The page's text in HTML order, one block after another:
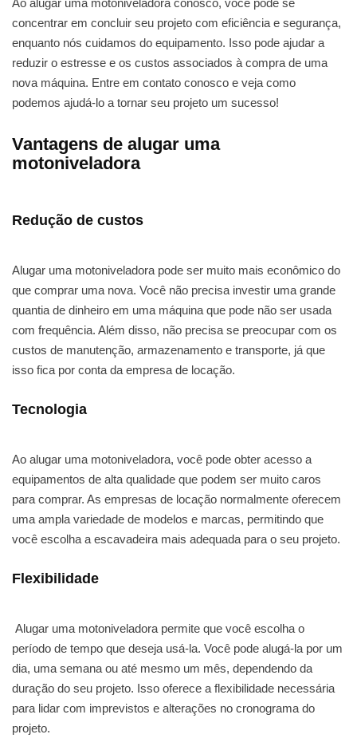
Ao alugar uma motoniveladora conosco, você pode se
concentrar em concluir seu projeto com eficiência e segurança,
enquanto nós cuidamos do equipamento. Isso pode ajudar a
reduzir o estresse e os custos associados à compra de uma
nova máquina. Entre em contato conosco e veja como
podemos ajudá-lo a tornar seu projeto um sucesso!
Vantagens de alugar uma
motoniveladora
Redução de custos
Alugar uma motoniveladora pode ser muito mais econômico do
que comprar uma nova. Você não precisa investir uma grande
quantia de dinheiro em uma máquina que pode não ser usada
com frequência. Além disso, não precisa se preocupar com os
custos de manutenção, armazenamento e transporte, já que
isso fica por conta da empresa de locação.
Tecnologia
Ao alugar uma motoniveladora, você pode obter acesso a
equipamentos de alta qualidade que podem ser muito caros
para comprar. As empresas de locação normalmente oferecem
uma ampla variedade de modelos e marcas, permitindo que
você escolha a escavadeira mais adequada para o seu projeto.
Flexibilidade
Alugar uma motoniveladora permite que você escolha o
período de tempo que deseja usá-la. Você pode alugá-la por um
dia, uma semana ou até mesmo um mês, dependendo da
duração do seu projeto. Isso oferece a flexibilidade necessária
para lidar com imprevistos e alterações no cronograma do
projeto.